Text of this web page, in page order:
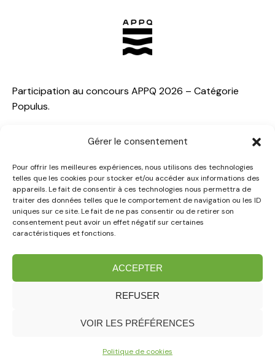
Gérer le consentement
Pour offrir les meilleures expériences, nous utilisons des technologies
telles que les cookies pour stocker et/ou accéder aux informations des
appareils. Le fait de consentir à ces technologies nous permettra de
traiter des données telles que le comportement de navigation ou les ID
uniques sur ce site. Le fait de ne pas consentir ou de retirer son
consentement peut avoir un effet négatif sur certaines
caractéristiques et fonctions.
ACCEPTER
REFUSER
VOIR LES PRÉFÉRENCES
Politique de cookies
Participation au concours APPQ 2026 – Catégorie
Populus.
Partager
Le savoir-faire de nos
paysagistes